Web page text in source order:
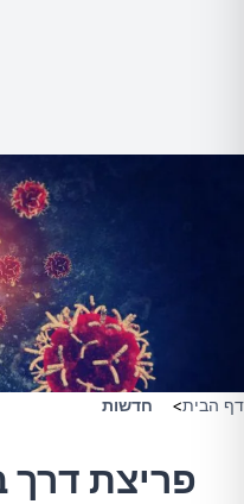
דף הבית> חדשות
פריצת דרך